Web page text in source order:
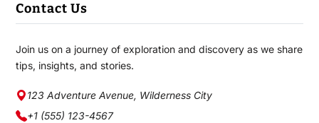
Contact Us
Join us on a journey of exploration and discovery as we share
tips, insights, and stories.
123 Adventure Avenue, Wilderness City
+1 (555) 123-4567